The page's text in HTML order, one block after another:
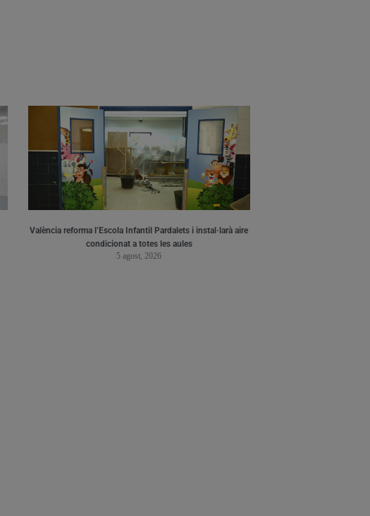
València reforma l’Escola Infantil Pardalets i instal·larà aire
condicionat a totes les aules
5 agost, 2026